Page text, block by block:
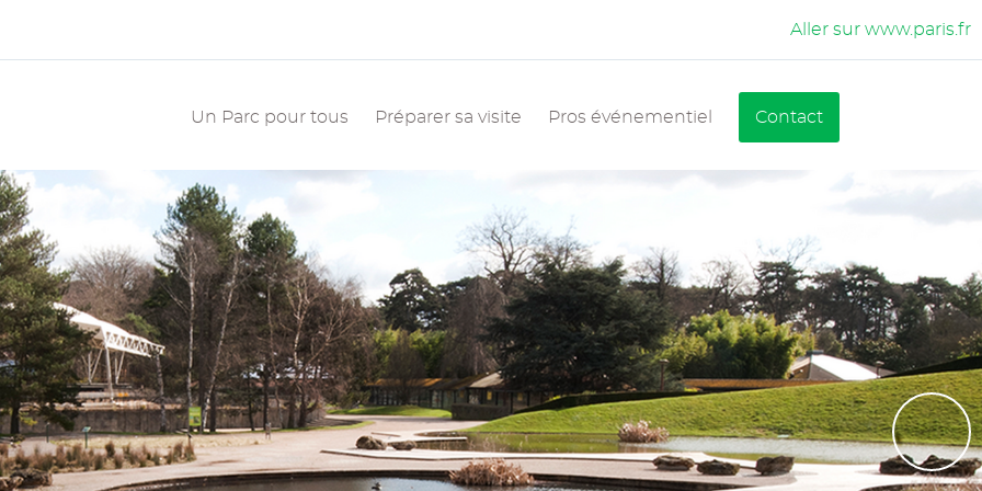
Aller sur www.paris.fr
Un Parc pour tous
Préparer sa visite Pros événementiel Contact